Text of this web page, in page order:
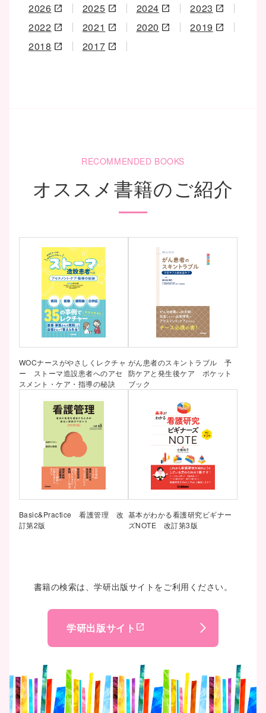
2026 open_in_new 2025 open_in_new 2024 open_in_new 2023 open_in_new
2022 open_in_new 2021 open_in_new 2020 open_in_new 2019 open_in_new
2018 open_in_new 2017 open_in_new
RECOMMENDED BOOKS
オススメ書籍のご紹介
WOCナースがやさしくレクチャ
ー ストーマ造設患者へのアセ
スメント・ケア・指導の秘訣
がん患者のスキントラブル 予
防ケアと発生後ケア ポケット
ブック
Basic&Practice 看護管理 改
訂第2版
基本がわかる看護研究ビギナー
ズNOTE 改訂第3版
書籍の検索は、学研出版サイトをご利用ください。
学研出版サイト open_in_new arrow_forward_ios